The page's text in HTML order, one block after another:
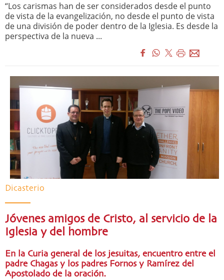
“Los carismas han de ser considerados desde el punto
de vista de la evangelización, no desde el punto de vista
de una división de poder dentro de la Iglesia. Es desde la
perspectiva de la nueva ...
Dicasterio
Jóvenes amigos de Cristo, al servicio de la
Iglesia y del hombre
En la Curia general de los jesuitas, encuentro entre el
padre Chagas y los padres Fornos y Ramírez del
Apostolado de la oración.